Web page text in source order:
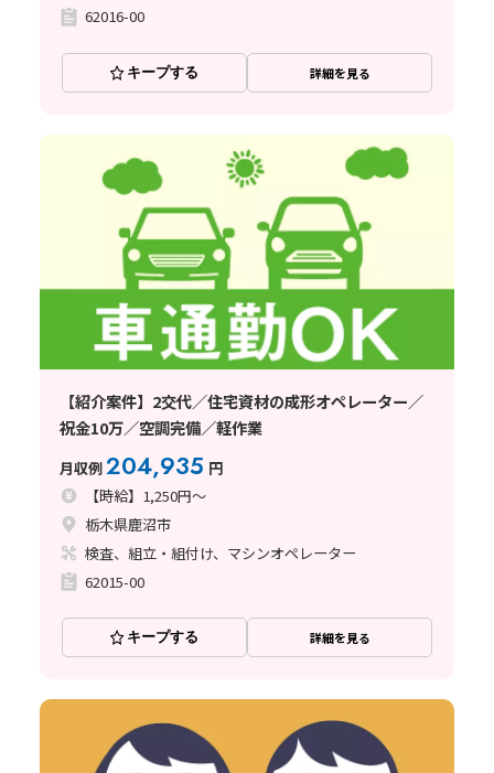
62016-00
キープする 詳細を見る
【紹介案件】2交代／住宅資材の成形オペレーター／
祝金10万／空調完備／軽作業
月収例204,935 円
【時給】1,250円～
栃木県鹿沼市
検査、組立・組付け、マシンオペレーター
62015-00
キープする 詳細を見る